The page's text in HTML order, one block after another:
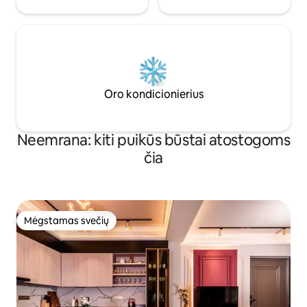
Oro kondicionierius
Neemrana: kiti puikūs būstai atostogoms
čia
Mėgstamas svečių
Mėgstamas svečių